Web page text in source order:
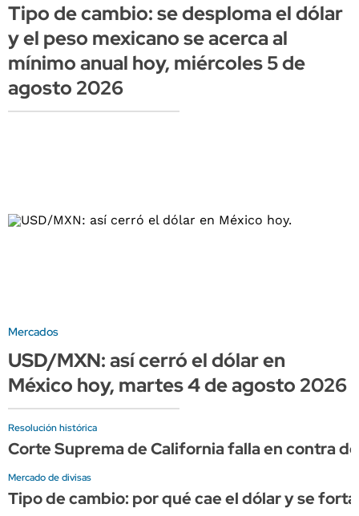
Tipo de cambio: se desploma el dólar
y el peso mexicano se acerca al
mínimo anual hoy, miércoles 5 de
agosto 2026
Mercados
USD/MXN: así cerró el dólar en
México hoy, martes 4 de agosto 2026
Resolución histórica
Corte Suprema de California falla en contra
Mercado de divisas
Tipo de cambio: por qué cae el dólar y se